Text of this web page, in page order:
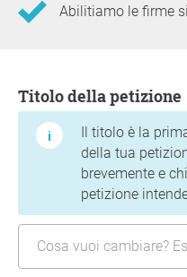
Abilitiamo le firme
Titolo della petizione
Il titolo è la
della tua
brevemente e
petizione